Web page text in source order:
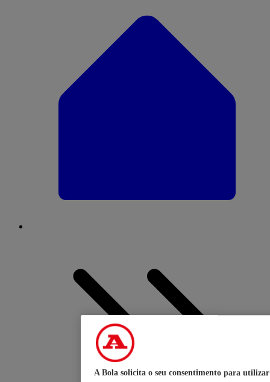
A Bola solicita o seu consentimento para utilizar